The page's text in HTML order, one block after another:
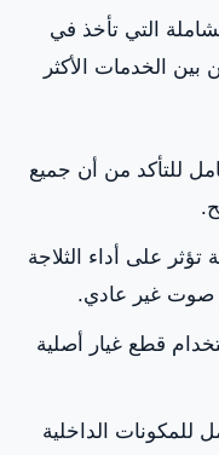
التي تأخذ في
بين الخدمات الأكثر
للتأكد من أن جميع
على أداء الثلاجة
صوت غير عادي.
قطع غيار أصلية
للمكونات الداخلية